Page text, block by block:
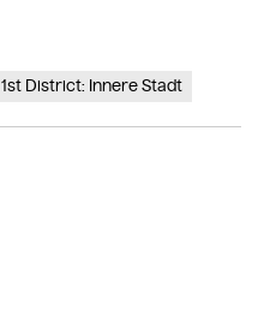
1st District: Innere Stadt